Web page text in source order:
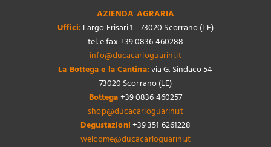
AZIENDA AGRARIA
Uffici: Largo Frisari 1 - 73020 Scorrano (LE)
tel. e fax +39 0836 460288
info@ducacarloguarini.it
La Bottega e la Cantina:via G. Sindaco 54
73020 Scorrano (LE)
Bottega+39 0836 460257
shop@ducacarloguarini.it
Degustazioni+39 351 6261228
welcome@ducacarloguarini.it